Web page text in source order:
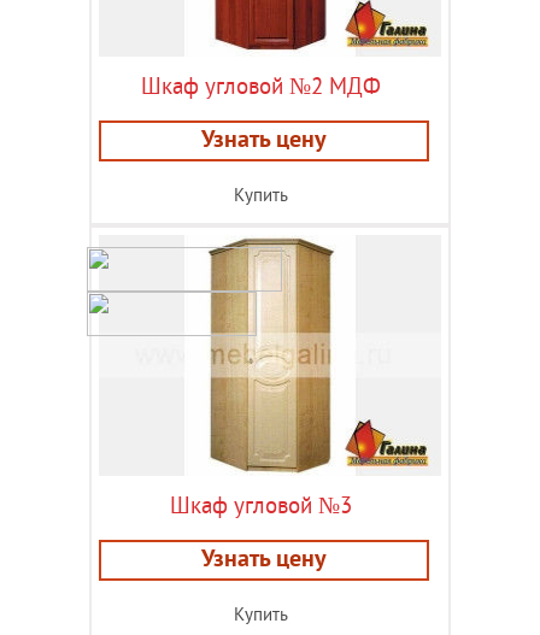
Шкаф угловой №2 МДФ
Узнать цену
Купить
Шкаф угловой №3
Узнать цену
Купить